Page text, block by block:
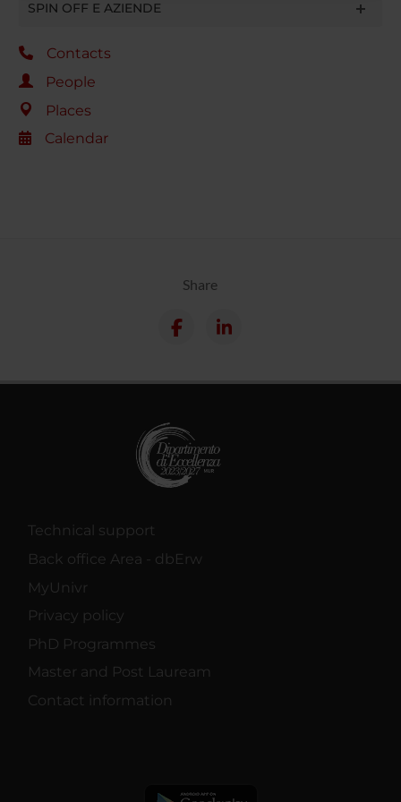
raccolto dal tuo utilizzo dei loro servizi.
SPIN OFF E AZIENDE
Contacts
People
Places
Calendar
Share
Technical support
Back office Area - dbErw
MyUnivr
Privacy policy
PhD Programmes
Master and Post Lauream
Contact information